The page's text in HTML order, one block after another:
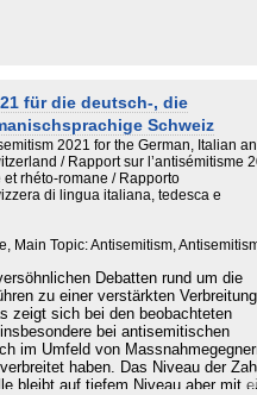
für die deutsch-, die
Schweiz
2021 for the German, Italian
/ Rapport sur l’antisémitisme
rhéto-romane / Rapporto
di lingua italiana, tedesca e
Main Topic: Antisemitism,
Debatten rund um die
zu einer verstärkten Verbreitung
zeigt sich bei den beobachteten
bei antisemitischen
im Umfeld von
haben. Das Niveau der
bleibt auf tiefem Niveau aber mit